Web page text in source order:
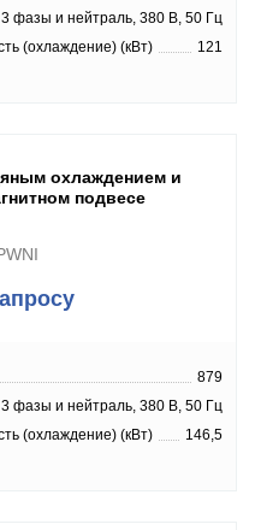
3 фазы и нейтраль, 380 В, 50 Гц
(охлаждение) (кВт)
121
охлаждением и
подвесе
879
3 фазы и нейтраль, 380 В, 50 Гц
(охлаждение) (кВт)
146,5